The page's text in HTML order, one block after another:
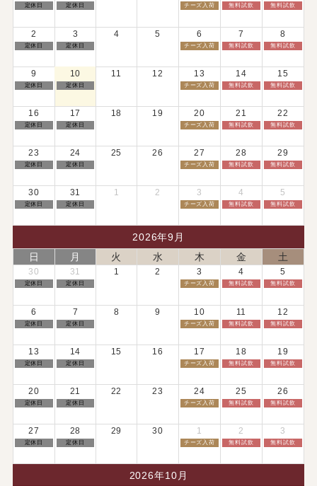
日
曜
7
2026
定休日
月
曜
7
2026
定休日
木
曜
7
2026
チーズ入荷
金
曜
7
2026
無料試飲
土
曜
8
2026
無料試飲
2 3 4 5 6 7 8
日
曜
8
2nd
2026
定休日
月
曜
8
月
3rd
2026
定休日
木
曜
8
6th
2026
チーズ入荷
金
曜
8
7th
2026
無料試飲
土
曜
8
8th
2026
無料試飲
9 10 11 12 13 14 15
日
曜
8
月
9th
2026
定休日
月
曜
8
月
10th
2026
定休日
木
曜
8
13th
2026
チーズ入荷
金
曜
8
14th
2026
無料試飲
土
曜
8
15th
2026
無料試飲
16 17 18 19 20 21 22
日
曜
8
月
16th
2026
定休日
月
曜
8
月
17th
2026
定休日
木
曜
8
20th
2026
チーズ入荷
金
曜
8
21st
2026
無料試飲
土
曜
8
22nd
2026
無料試飲
23 24 25 26 27 28 29
日
曜
8
月
23rd
2026
定休日
月
曜
8
月
24th
2026
定休日
木
曜
8
27th
2026
チーズ入荷
金
曜
8
28th
2026
無料試飲
土
曜
8
29th
2026
無料試飲
30 31 1 2 3 4 5
日
曜
8
定休日
月
曜
8
定休日
木
曜
9
チーズ入荷
金
曜
9
無料試飲
土
曜
9
無料試飲
2026年9月
日
月 火 水 木 金 土
30 31 1 2 3 4 5
日
曜
8
2026
定休日
月
曜
8
2026
定休日
木
曜
9
2026
チーズ入荷
金
曜
9
2026
無料試飲
土
曜
9
2026
無料試飲
6 7 8 9 10 11 12
日
曜
9
月
6th
2026
定休日
月
曜
9
月
7th
2026
定休日
木
曜
9
10th
2026
チーズ入荷
金
曜
9
11th
2026
無料試飲
土
曜
9
12th
2026
無料試飲
13 14 15 16 17 18 19
日
曜
9
月
13th
2026
定休日
月
曜
9
月
14th
2026
定休日
木
曜
9
17th
2026
チーズ入荷
金
曜
9
18th
2026
無料試飲
土
曜
9
19th
2026
無料試飲
20 21 22 23 24 25 26
日
曜
9
月
20th
2026
定休日
月
曜
9
月
21st
2026
定休日
木
曜
9
24th
2026
チーズ入荷
金
曜
9
25th
2026
無料試飲
土
曜
9
26th
2026
無料試飲
27 28 29 30 1 2 3
日
曜
9
定休日
月
曜
9
定休日
木
曜
10
月
1st
チーズ入荷
金
曜
10
無料試飲
土
曜
10
無料試飲
2026年10月